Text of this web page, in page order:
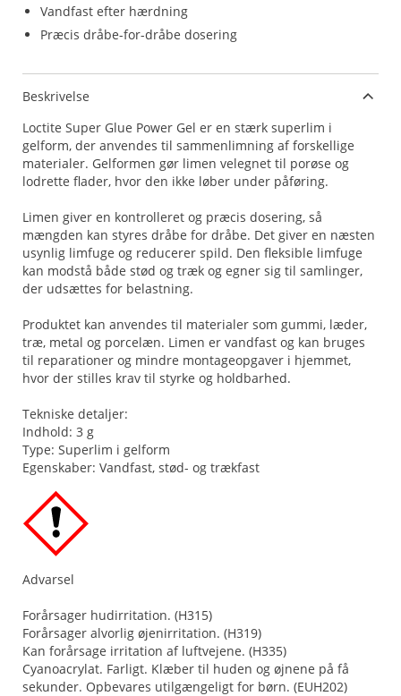
Vandfast efter hærdning
Præcis dråbe-for-dråbe dosering
Beskrivelse
Loctite Super Glue Power Gel er en stærk superlim i
gelform, der anvendes til sammenlimning af forskellige
materialer. Gelformen gør limen velegnet til porøse og
lodrette flader, hvor den ikke løber under påføring.
Limen giver en kontrolleret og præcis dosering, så
mængden kan styres dråbe for dråbe. Det giver en næsten
usynlig limfuge og reducerer spild. Den fleksible limfuge
kan modstå både stød og træk og egner sig til samlinger,
der udsættes for belastning.
Produktet kan anvendes til materialer som gummi, læder,
træ, metal og porcelæn. Limen er vandfast og kan bruges
til reparationer og mindre montageopgaver i hjemmet,
hvor der stilles krav til styrke og holdbarhed.
Tekniske detaljer:
Indhold: 3 g
Type: Superlim i gelform
Egenskaber: Vandfast, stød- og trækfast
Advarsel
Forårsager hudirritation. (H315)
Forårsager alvorlig øjenirritation. (H319)
Kan forårsage irritation af luftvejene. (H335)
Cyanoacrylat. Farligt. Klæber til huden og øjnene på få
sekunder. Opbevares utilgængeligt for børn. (EUH202)